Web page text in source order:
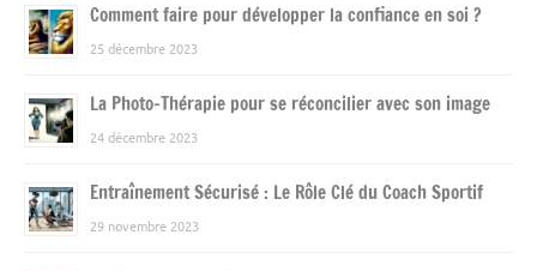
Comment faire pour développer la confiance en soi ?
25 décembre 2023
La Photo-Thérapie pour se réconcilier avec son image
24 décembre 2023
Entraînement Sécurisé : Le Rôle Clé du Coach Sportif
29 novembre 2023